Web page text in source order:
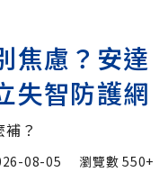
焦慮？安達
失智防護網
？
08-05 瀏覽數550+